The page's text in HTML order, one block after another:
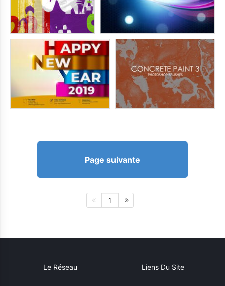
Page suivante
1
Le Réseau Liens Du Site